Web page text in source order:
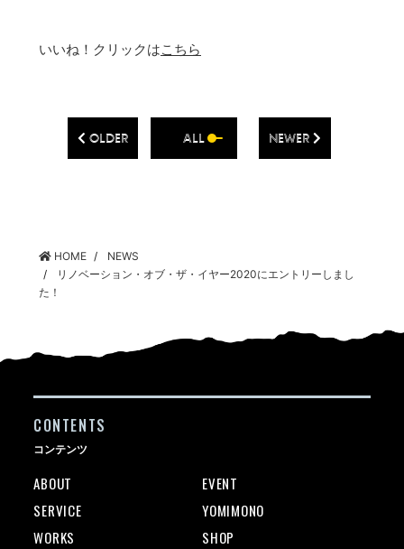
いいね！クリックはこちら
OLDER ALL NEWER
HOME
NEWS
リノベーション・オブ・ザ・イヤー2020にエントリーしまし
た！
CONTENTS
コンテンツ
ABOUT
EVENT
SERVICE
YOMIMONO
WORKS
SHOP